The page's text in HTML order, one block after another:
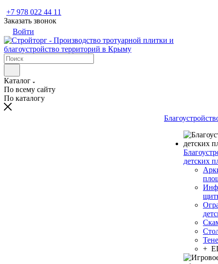
+7 978 022 44 11
Заказать звонок
Войти
Каталог
По всему сайту
По каталогу
детских
+